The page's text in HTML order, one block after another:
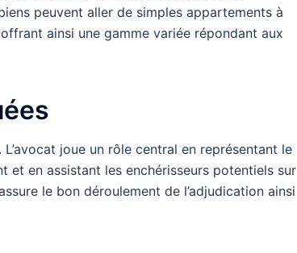
peuvent aller de simples appartements à
ainsi une gamme variée répondant aux
joue un rôle central en représentant le
et en assistant les enchérisseurs potentiels sur
le bon déroulement de l’adjudication ainsi